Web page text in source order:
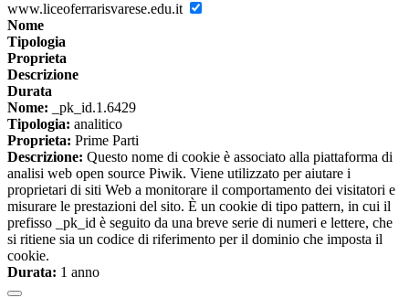
www.liceoferrarisvarese.edu.it
Nome
Tipologia
Proprieta
Descrizione
Durata
Nome: _pk_id.1.6429
Tipologia: analitico
Proprieta: Prime Parti
Descrizione: Questo nome di cookie è associato alla piattaforma di
analisi web open source Piwik. Viene utilizzato per aiutare i
proprietari di siti Web a monitorare il comportamento dei visitatori e
misurare le prestazioni del sito. È un cookie di tipo pattern, in cui il
prefisso _pk_id è seguito da una breve serie di numeri e lettere, che
si ritiene sia un codice di riferimento per il dominio che imposta il
cookie.
Durata: 1 anno